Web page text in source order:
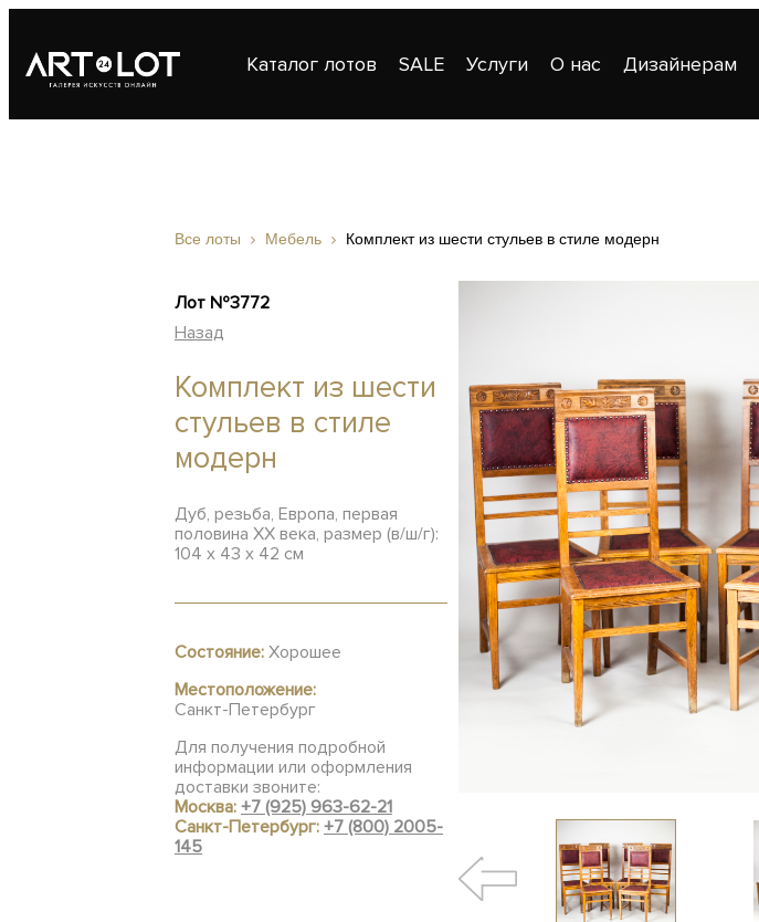
Каталог лотов SALE Услуги О нас Дизайнерам
Все лоты Мебель Комплект из шести стульев в стиле модерн
Лот №3772
Назад
Комплект из шести
стульев в стиле
модерн
Дуб, резьба, Европа, первая
половина ХХ века, размер (в/ш/г):
104 х 43 х 42 см
Состояние: Хорошее
Местоположение:
Санкт-Петербург
Для получения подробной
информации или оформления
доставки звоните:
Москва: +7 (925) 963-62-21
Санкт-Петербург: +7 (800) 2005-
145